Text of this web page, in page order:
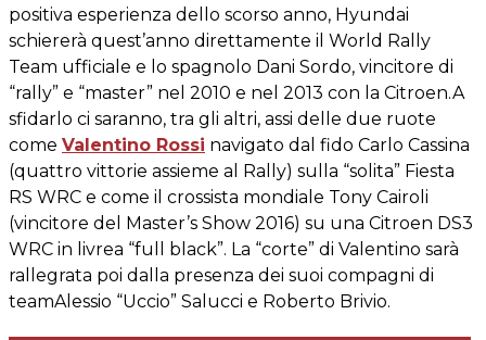
positiva esperienza dello scorso anno, Hyundai
schiererà quest’anno direttamente il World Rally
Team ufficiale e lo spagnolo Dani Sordo, vincitore di
“rally” e “master” nel 2010 e nel 2013 con la Citroen.A
sfidarlo ci saranno, tra gli altri, assi delle due ruote
come Valentino Rossi navigato dal fido Carlo Cassina
(quattro vittorie assieme al Rally) sulla “solita” Fiesta
RS WRC e come il crossista mondiale Tony Cairoli
(vincitore del Master’s Show 2016) su una Citroen DS3
WRC in livrea “full black”. La “corte” di Valentino sarà
rallegrata poi dalla presenza dei suoi compagni di
teamAlessio “Uccio” Salucci e Roberto Brivio.